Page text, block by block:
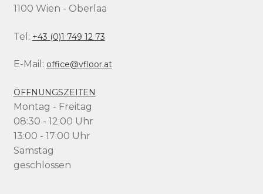
1100 Wien - Oberlaa
Tel: +43 (0)1 749 12 73
E-Mail: office@vfloor.at
ÖFFNUNGSZEITEN
Montag - Freitag
08:30 - 12:00 Uhr
13:00 - 17:00 Uhr
Samstag
geschlossen